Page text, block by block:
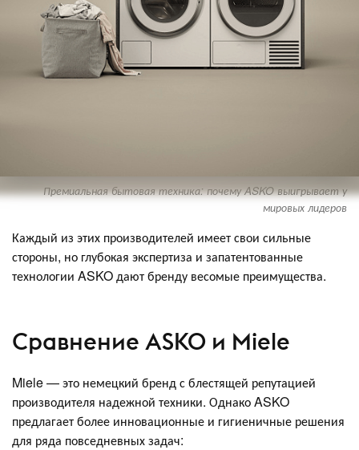
Премиальная бытовая техника: почему ASKO выигрывает у
мировых лидеров
Каждый из этих производителей имеет свои сильные
стороны, но глубокая экспертиза и запатентованные
технологии ASKO дают бренду весомые преимущества.
Сравнение ASKO и Miele
Miele — это немецкий бренд с блестящей репутацией
производителя надежной техники. Однако ASKO
предлагает более инновационные и гигиеничные решения
для ряда повседневных задач: